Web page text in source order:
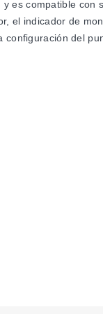
es compatible con
el indicador de
del